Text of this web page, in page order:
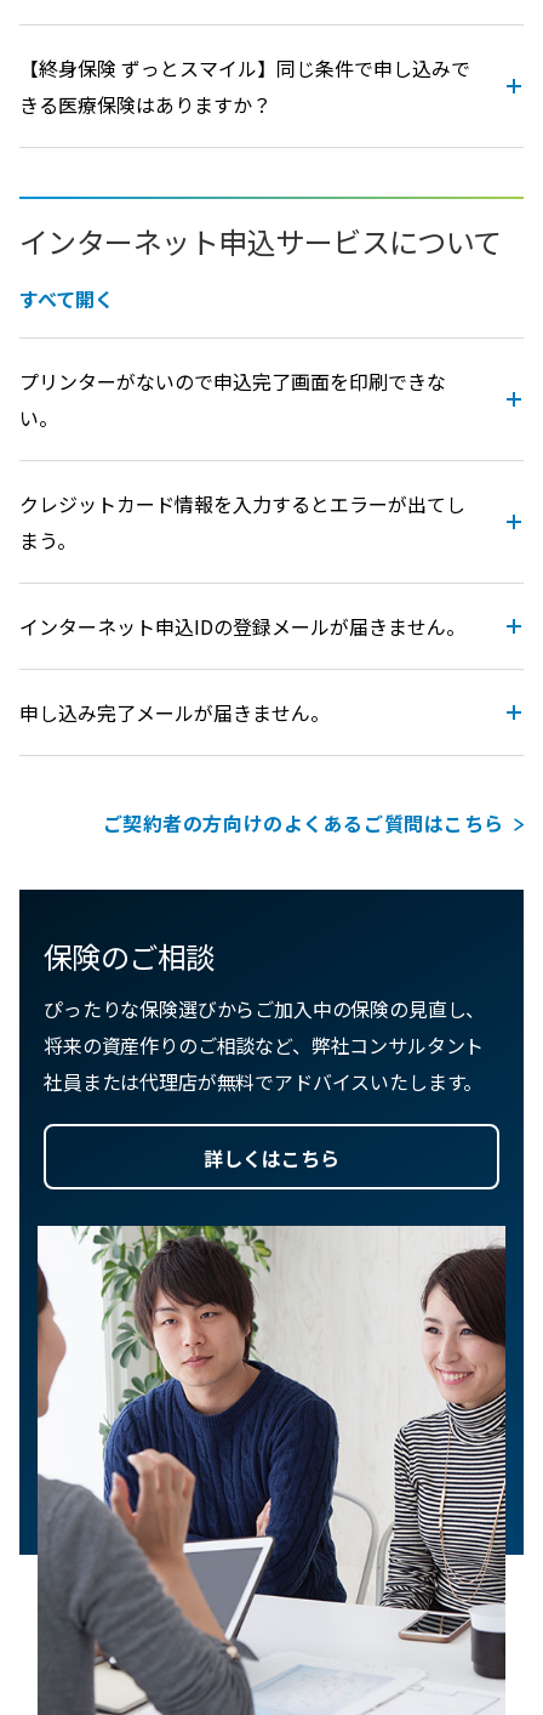
【終身保険 ずっとスマイル】同じ条件で申し込みで
きる医療保険はありますか？
インターネット申込サービスについて
すべて開く
プリンターがないので申込完了画面を印刷できな
い。
クレジットカード情報を入力するとエラーが出てし
まう。
インターネット申込IDの登録メールが届きません。
申し込み完了メールが届きません。
ご契約者の方向けのよくあるご質問はこちら
保険のご相談
ぴったりな保険選びからご加入中の保険の見直し、
将来の資産作りのご相談など、弊社コンサルタント
社員または代理店が無料でアドバイスいたします。
詳しくはこちら